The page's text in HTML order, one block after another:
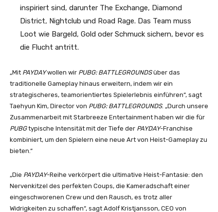
inspiriert sind, darunter The Exchange, Diamond
District, Nightclub und Road Rage. Das Team muss
Loot wie Bargeld, Gold oder Schmuck sichern, bevor es
die Flucht antritt.
„Mit PAYDAYwollen wir PUBG: BATTLEGROUNDSüber das
traditionelle Gameplay hinaus erweitern, indem wir ein
strategischeres, teamorientiertes Spielerlebnis einführen“, sagt
Taehyun Kim, Director von PUBG: BATTLEGROUNDS. „Durch unsere
Zusammenarbeit mit Starbreeze Entertainment haben wir die für
PUBGtypische Intensität mit der Tiefe der PAYDAY-Franchise
kombiniert, um den Spielern eine neue Art von Heist-Gameplay zu
bieten.“
„Die PAYDAY-Reihe verkörpert die ultimative Heist-Fantasie: den
Nervenkitzel des perfekten Coups, die Kameradschaft einer
eingeschworenen Crew und den Rausch, es trotz aller
Widrigkeiten zu schaffen“, sagt Adolf Kristjansson, CEO von